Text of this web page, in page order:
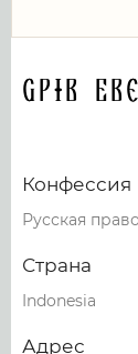
GPIB
Конфессия
Русская
Страна
Indonesia
Адрес